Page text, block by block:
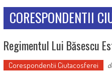
CORESPONDENTII
Regimentul Lui Băsescu
Corespondentii Ciutacosferei